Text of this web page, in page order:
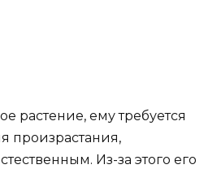
растение, ему требуется
произрастания,
Из-за этого его